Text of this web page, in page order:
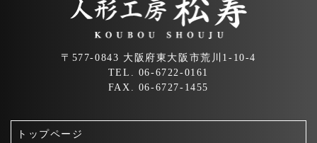
〒577-0843 大阪府東大阪市荒川1-10-4
TEL. 06-6722-0161
FAX. 06-6727-1455
トップページ